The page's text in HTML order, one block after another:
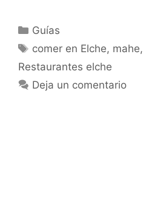
Categorías
Guías
Etiquetas
comer en Elche, mahe,
Restaurantes elche
Deja un comentario